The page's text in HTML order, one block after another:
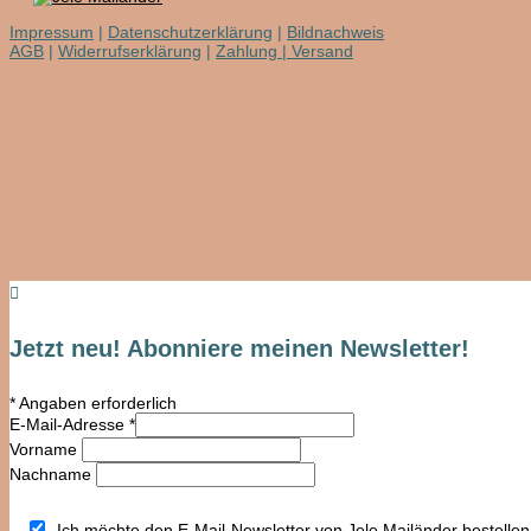
Impressum | Datenschutzerklärung | Bildnachweis
AGB | Widerrufserklärung | Zahlung | Versand

Jetzt neu! Abonniere meinen Newsletter!
*Angaben erforderlich
E-Mail-Adresse *
Vorname
Nachname